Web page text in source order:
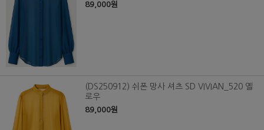
89,000원
(DS250912) 쉬폰 망사 셔츠 SD VIVIAN_520 옐
로우
89,000원